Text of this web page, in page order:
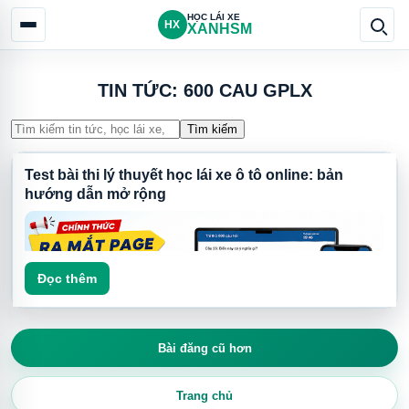
HX
HỌC LÁI XE
XANHSM
TIN TỨC: 600 CAU GPLX
Tìm kiếm
Test bài thi lý thuyết học lái xe ô tô online: bản
hướng dẫn mở rộng
Đọc thêm
Bài đăng cũ hơn
Trang chủ